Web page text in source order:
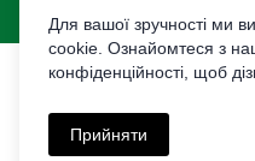
© Created
Політика
Для вашої зручності ми
cookie. Ознайомтеся з
конфіденційності, щоб
Прийняти